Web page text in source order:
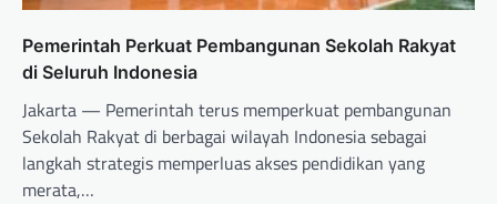
Pemerintah Perkuat Pembangunan Sekolah Rakyat
di Seluruh Indonesia
Jakarta — Pemerintah terus memperkuat pembangunan
Sekolah Rakyat di berbagai wilayah Indonesia sebagai
langkah strategis memperluas akses pendidikan yang
merata,…